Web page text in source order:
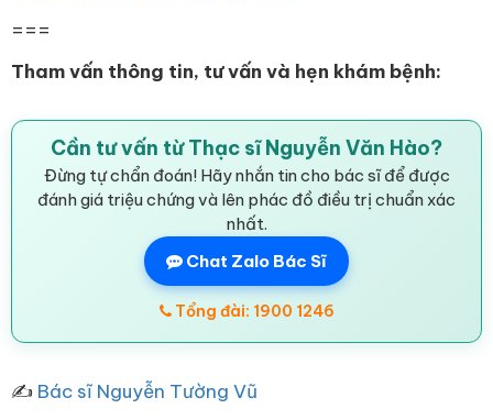
===
Tham vấn thông tin, tư vấn và hẹn khám bệnh:
Cần tư vấn từ Thạc sĩ Nguyễn Văn Hào?
Đừng tự chẩn đoán! Hãy nhắn tin cho bác sĩ để được
đánh giá triệu chứng và lên phác đồ điều trị chuẩn xác
nhất.
Chat Zalo Bác Sĩ
Tổng đài: 1900 1246
✍ Bác sĩ Nguyễn Tường Vũ